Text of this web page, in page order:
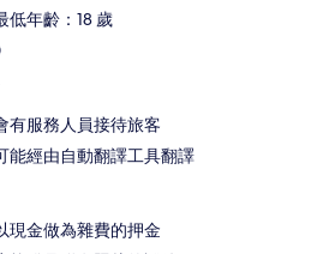
低年齡：18 歲
有服務人員接待旅客
能經由自動翻譯工具翻譯
現金做為雜費的押金